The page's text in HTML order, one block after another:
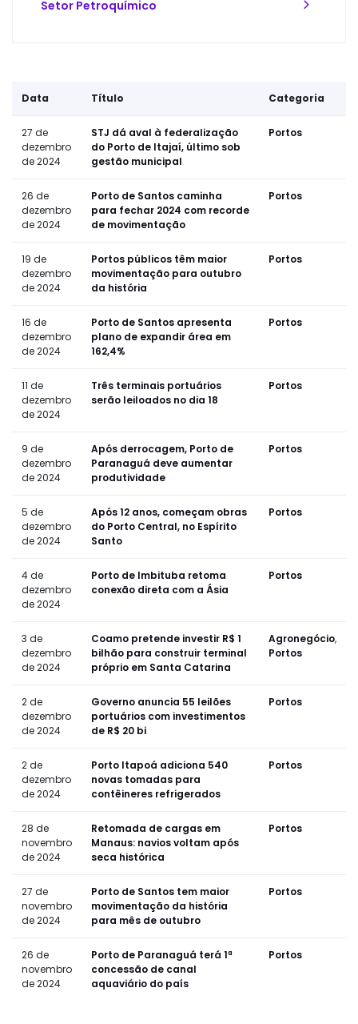
Setor Petroquímico
Data Título Categoria
27 de
dezembro
de 2024
STJ dá aval à federalização
do Porto de Itajaí, último sob
gestão municipal
Portos
26 de
dezembro
de 2024
Porto de Santos caminha
para fechar 2024 com recorde
de movimentação
Portos
19 de
dezembro
de 2024
Portos públicos têm maior
movimentação para outubro
da história
Portos
16 de
dezembro
de 2024
Porto de Santos apresenta
plano de expandir área em
162,4%
Portos
11 de
dezembro
de 2024
Três terminais portuários
serão leiloados no dia 18
Portos
9 de
dezembro
de 2024
Após derrocagem, Porto de
Paranaguá deve aumentar
produtividade
Portos
5 de
dezembro
de 2024
Após 12 anos, começam obras
do Porto Central, no Espírito
Santo
Portos
4 de
dezembro
de 2024
Porto de Imbituba retoma
conexão direta com a Ásia
Portos
3 de
dezembro
de 2024
Coamo pretende investir R$ 1
bilhão para construir terminal
próprio em Santa Catarina
Agronegócio,
Portos
2 de
dezembro
de 2024
Governo anuncia 55 leilões
portuários com investimentos
de R$ 20 bi
Portos
2 de
dezembro
de 2024
Porto Itapoá adiciona 540
novas tomadas para
contêineres refrigerados
Portos
28 de
novembro
de 2024
Retomada de cargas em
Manaus: navios voltam após
seca histórica
Portos
27 de
novembro
de 2024
Porto de Santos tem maior
movimentação da história
para mês de outubro
Portos
26 de
novembro
de 2024
Porto de Paranaguá terá 1ª
concessão de canal
aquaviário do país
Portos